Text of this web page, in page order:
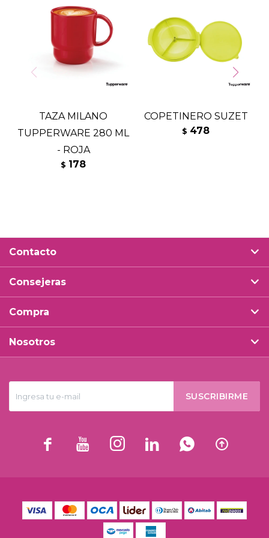
TAZA MILANO
TUPPERWARE 280 ML
- ROJA
$ 178
COPETINERO SUZET
$ 478
SUSCRIBIRME
     
Contacto
Consejeras
Compra
Nosotros